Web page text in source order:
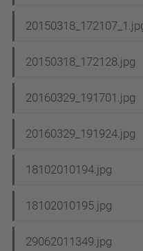
20150318_172128.jpg
20160329_191701.jpg
20160329_191924.jpg
18102010194.jpg
18102010195.jpg
29062011349.jpg